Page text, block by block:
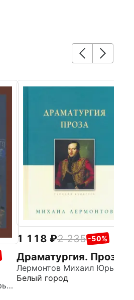
Лермонтов Михаил Юрьевич
1 118 2 235 -50%
Драматургия. Проза
Белый город